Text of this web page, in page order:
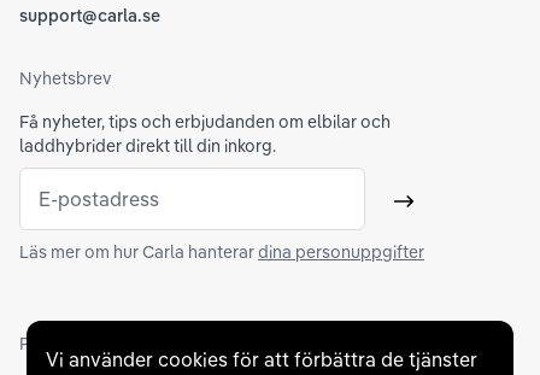
Vi använder cookies för att förbättra de tjänster
support@carla.se
Nyhetsbrev
Få nyheter, tips och erbjudanden om elbilar och
laddhybrider direkt till din inkorg.
E-postadress Skicka
Läs mer om hur Carla hanterardina personuppgifter
Partners och betallösningar